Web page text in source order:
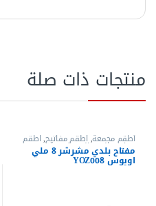
منتجات ذات صلة
أطقم مجمعة,أطقم مفاتيح,اطقم
مفاتيح,العدد اليدوية,مفاتيح عدة,
مفاتيح عدة بلدي مشرشر مفتاح بلدي مشرشر 8 ملي
اويوس YOZ008